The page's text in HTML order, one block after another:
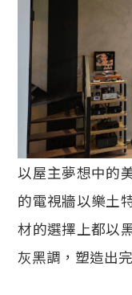
以屋主夢想中的
的電視牆以樂土
材的選擇上都以
灰黑調，塑造出